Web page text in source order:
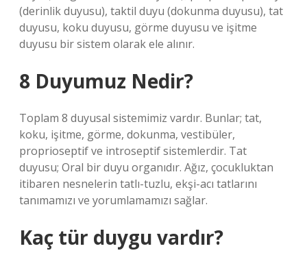
(derinlik duyusu), taktil duyu (dokunma duyusu), tat
duyusu, koku duyusu, görme duyusu ve işitme
duyusu bir sistem olarak ele alınır.
8 Duyumuz Nedir?
Toplam 8 duyusal sistemimiz vardır. Bunlar; tat,
koku, işitme, görme, dokunma, vestibüler,
proprioseptif ve introseptif sistemlerdir. Tat
duyusu; Oral bir duyu organıdır. Ağız, çocukluktan
itibaren nesnelerin tatlı-tuzlu, ekşi-acı tatlarını
tanımamızı ve yorumlamamızı sağlar.
Kaç tür duygu vardır?